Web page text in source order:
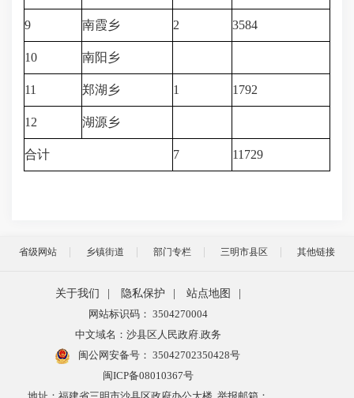
9 南霞乡 2 3584
10 南阳乡
11 郑湖乡 1 1792
12 湖源乡
合计 7 11729
省级网站 乡镇街道 部门专栏 三明市县区 其他链接
关于我们 隐私保护 站点地图
网站标识码： 3504270004
中文域名：沙县区人民政府.政务
闽公网安备号： 35042702350428号
闽ICP备08010367号